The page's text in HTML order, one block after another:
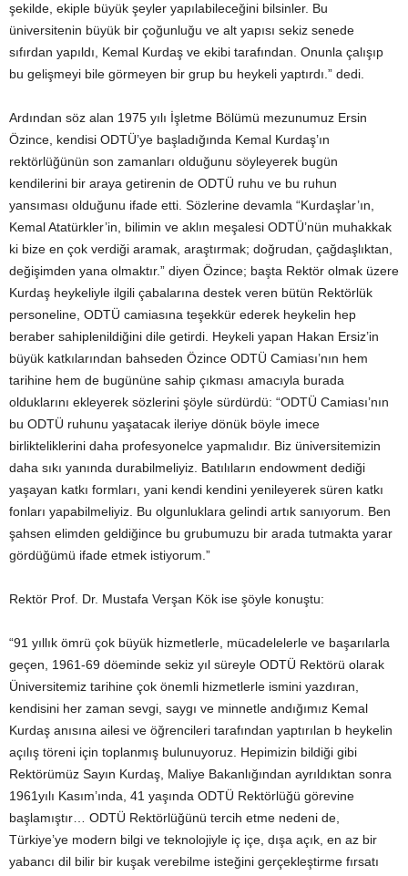
şekilde, ekiple büyük şeyler yapılabileceğini bilsinler. Bu
üniversitenin büyük bir çoğunluğu ve alt yapısı sekiz senede
sıfırdan yapıldı, Kemal Kurdaş ve ekibi tarafından. Onunla çalışıp
bu gelişmeyi bile görmeyen bir grup bu heykeli yaptırdı.” dedi.
Ardından söz alan 1975 yılı İşletme Bölümü mezunumuz Ersin
Özince, kendisi ODTÜ’ye başladığında Kemal Kurdaş’ın
rektörlüğünün son zamanları olduğunu söyleyerek bugün
kendilerini bir araya getirenin de ODTÜ ruhu ve bu ruhun
yansıması olduğunu ifade etti. Sözlerine devamla “Kurdaşlar’ın,
Kemal Atatürkler’in, bilimin ve aklın meşalesi ODTÜ’nün muhakkak
ki bize en çok verdiği aramak, araştırmak; doğrudan, çağdaşlıktan,
değişimden yana olmaktır.” diyen Özince; başta Rektör olmak üzere
Kurdaş heykeliyle ilgili çabalarına destek veren bütün Rektörlük
personeline, ODTÜ camiasına teşekkür ederek heykelin hep
beraber sahiplenildiğini dile getirdi. Heykeli yapan Hakan Ersiz’in
büyük katkılarından bahseden Özince ODTÜ Camiası’nın hem
tarihine hem de bugününe sahip çıkması amacıyla burada
olduklarını ekleyerek sözlerini şöyle sürdürdü: “ODTÜ Camiası’nın
bu ODTÜ ruhunu yaşatacak ileriye dönük böyle imece
birlikteliklerini daha profesyonelce yapmalıdır. Biz üniversitemizin
daha sıkı yanında durabilmeliyiz. Batılıların endowment dediği
yaşayan katkı formları, yani kendi kendini yenileyerek süren katkı
fonları yapabilmeliyiz. Bu olgunluklara gelindi artık sanıyorum. Ben
şahsen elimden geldiğince bu grubumuzu bir arada tutmakta yarar
gördüğümü ifade etmek istiyorum.”
Rektör Prof. Dr. Mustafa Verşan Kök ise şöyle konuştu:
“91 yıllık ömrü çok büyük hizmetlerle, mücadelelerle ve başarılarla
geçen, 1961-69 döeminde sekiz yıl süreyle ODTÜ Rektörü olarak
Üniversitemiz tarihine çok önemli hizmetlerle ismini yazdıran,
kendisini her zaman sevgi, saygı ve minnetle andığımız Kemal
Kurdaş anısına ailesi ve öğrencileri tarafından yaptırılan b heykelin
açılış töreni için toplanmış bulunuyoruz. Hepimizin bildiği gibi
Rektörümüz Sayın Kurdaş, Maliye Bakanlığından ayrıldıktan sonra
1961yılı Kasım’ında, 41 yaşında ODTÜ Rektörlüğü görevine
başlamıştır… ODTÜ Rektörlüğünü tercih etme nedeni de,
Türkiye’ye modern bilgi ve teknolojiyle iç içe, dışa açık, en az bir
yabancı dil bilir bir kuşak verebilme isteğini gerçekleştirme fırsatı